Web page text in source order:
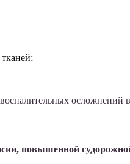
осложнений
повышенной